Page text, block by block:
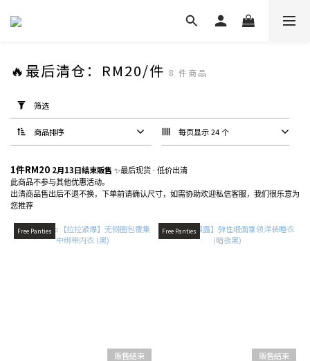
选
(0/20)
类
型
睡
裤
(2)
🔥最后清仓：RM20/件 8 件商品
筛选
商品排序 每页显示 24 个
1件RM20 2月13日結束販售 ✨最后现货 · 低价出清
此商品不参与其他优惠活动。
出清商品售出后不退不换，下单前请确认尺寸，如需协助欢迎私信客服，我们很乐意为
您推荐
Free Panties
贩售结束
Free Panties
贩售结束